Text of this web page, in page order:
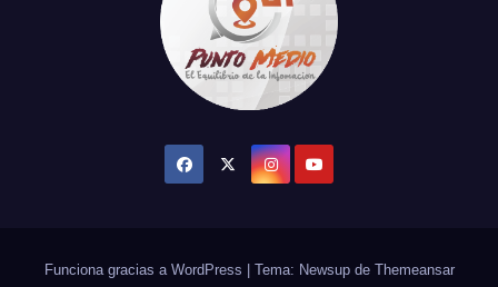
Funciona gracias a WordPress Tema: Newsup de Themeansar